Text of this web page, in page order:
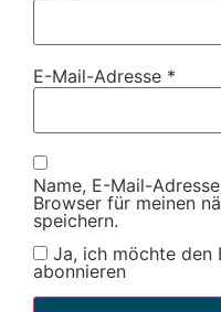
E-Mail-Adresse *
Name, E-Mail-
Browser für meinen
speichern.
Ja, ich möchte den
abonnieren